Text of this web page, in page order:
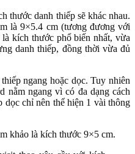
thước danh thiếp sẽ khác nhau.
là 9×5.4 cm (tương đương với
kích thước phổ biến nhất, vừa
danh thiếp, đồng thời vừa đủ
ngang hoặc dọc. Tuy nhiên
nằm ngang vì có đa dạng cách
chỉ nên thể hiện 1 vài thông
khảo là kích thước 9×5 cm.